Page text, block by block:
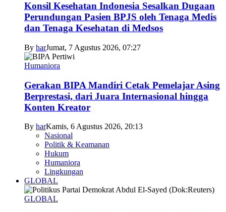
Konsil Kesehatan Indonesia Sesalkan Dugaan
Perundungan Pasien BPJS oleh Tenaga Medis
dan Tenaga Kesehatan di Medsos
By harJumat, 7 Agustus 2026, 07:27
Humaniora
Gerakan BIPA Mandiri Cetak Pemelajar Asing
Berprestasi, dari Juara Internasional hingga
Konten Kreator
By harKamis, 6 Agustus 2026, 20:13
Nasional
Politik & Keamanan
Hukum
Humaniora
Lingkungan
GLOBAL
GLOBAL